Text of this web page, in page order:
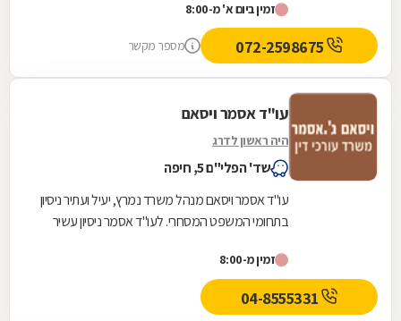
להסביר וללוות אותי יד ביד לאורך הדרך. הרגשת
הביטחון הזאת שווה הכל ואני כל כך שמחה
שבחרתי נכון. תודה רבה!!
זמין ביום א' מ-8:00
מספר מקשר
עו"ד אסמר ויסאם
היה ראשון לדרג
שד' הפלי"ם 5, חיפה
עו"ד אסמר ויסאם מנהל משרד נמרץ, יעיל ועתיר ניסיון
בתחומי המשפט המסחרי. לעו"ד אסמר ניסיון עשיר
זמין מ-8:00
04-8555331